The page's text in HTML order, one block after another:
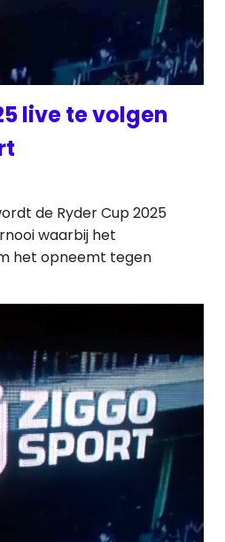
live te volgen
de Ryder Cup 2025
waarbij het
het opneemt tegen